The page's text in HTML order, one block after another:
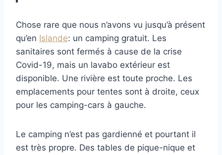
Chose rare que nous n’avons vu jusqu’à présent
qu’en Islande: un camping gratuit. Les
sanitaires sont fermés à cause de la crise
Covid-19, mais un lavabo extérieur est
disponible. Une rivière est toute proche. Les
emplacements pour tentes sont à droite, ceux
pour les camping-cars à gauche.
Le camping n’est pas gardienné et pourtant il
est très propre. Des tables de pique-nique et